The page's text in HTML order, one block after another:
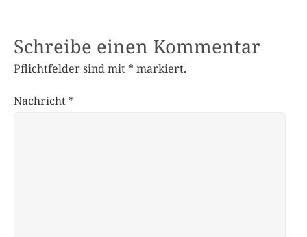
Schreibe einen Kommentar
Pflichtfelder sind mit * markiert.
Nachricht *